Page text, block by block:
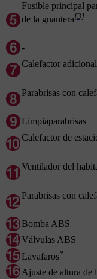
Fusible principal
de la guantera[3]
-
Calefactor
Parabrisas con
Limpiaparabrisas
Calefactor de
Ventilador del
Parabrisas con
Bomba ABS
Válvulas ABS
Lavafaros*
Ajuste de altura de